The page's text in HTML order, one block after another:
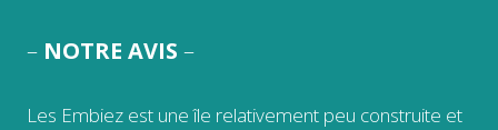
– NOTRE AVIS –
Les Embiez est une île relativement peu construite et